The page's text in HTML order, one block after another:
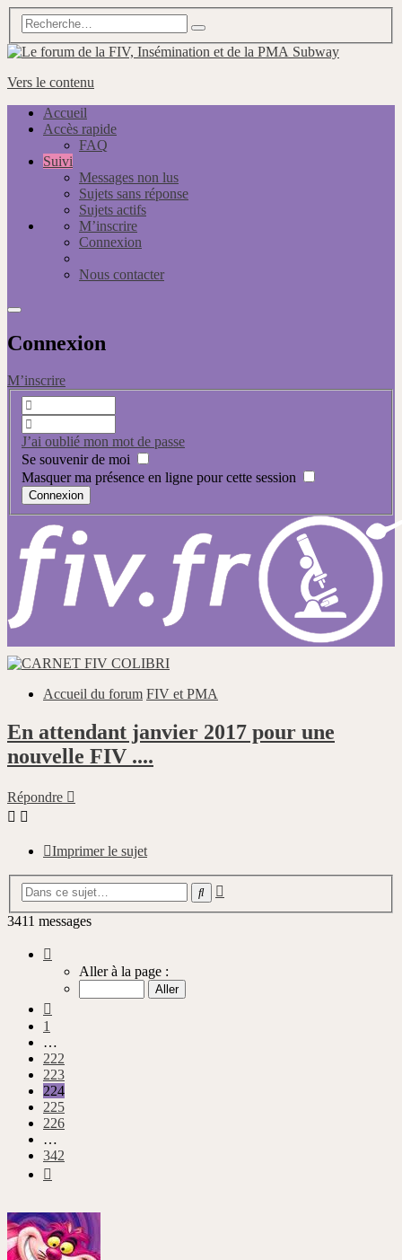
Subway
Vers le contenu
Accueil
Accès rapide
FAQ
Suivi
Messages non lus
Sujets sans réponse
Sujets actifs
M’inscrire
Connexion
Nous contacter
Connexion
M’inscrire
J’ai oublié mon mot de passe
Se souvenir de moi
Masquer ma présence en ligne pour cette session
Accueil du forum FIV et PMA
En attendant janvier 2017 pour une
nouvelle FIV ....
Répondre
Imprimer le sujet
Rechercher
3411 messages
224
sur
Aller à la page :
1
…
222
223
224
225
226
…
342